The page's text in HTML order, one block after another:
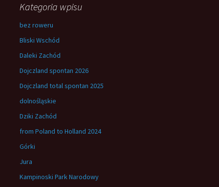
Kategoria wpisu
bez roweru
Bliski Wschód
Daleki Zachód
Dojczland spontan 2026
Dojczland total spontan 2025
dolnośląskie
Dziki Zachód
from Poland to Holland 2024
Górki
Jura
Kampinoski Park Narodowy